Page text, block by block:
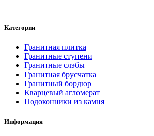
Категории
Гранитная плитка
Гранитные ступени
Гранитные слэбы
Гранитная брусчатка
Гранитный бордюр
Кварцевый агломерат
Подоконники из камня
Информация